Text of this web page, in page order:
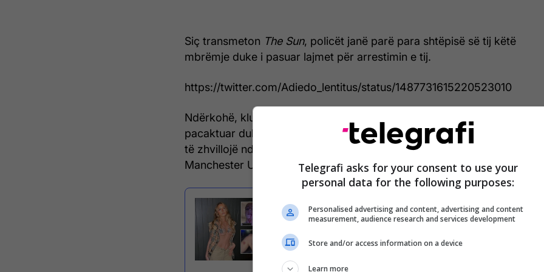
Siç transmeton The Sun, policët janë parë para shtëpisë së tij këtë
mbrëmje duke i pasuar lajmet për arrestimin e tij.
https://twitter.com/Adiedo_lentitus/status/1487731615220523010
Ndërkohë, klubi i tij e ka suspenduar lojtarin deri në kohë të
pacaktuar duke thënë se nuk do të kthehet në stërvitje e as nuk do
të zhvillojë ndeshje “deri në njoftimin e radhës”, meqenëse
Manchester Unitedi “
nuk pranon asnjë lloj dhune”.
E dashura e Mason
Greenwood e akuzon yllin e
Man Utd për një sulm,
Telegrafi asks for your consent to use your
personal data for the following purposes:
Personalised advertising and content, advertising and content
measurement, audience research and services development
Store and/or access information on a device
Learn more